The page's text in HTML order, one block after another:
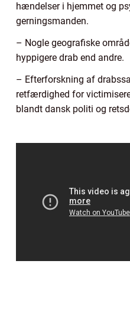
hændelser i hjemmet og
gerningsmanden.
– Nogle geografiske
hyppigere drab end andre.
– Efterforskning af
retfærdighed for
blandt dansk politi og